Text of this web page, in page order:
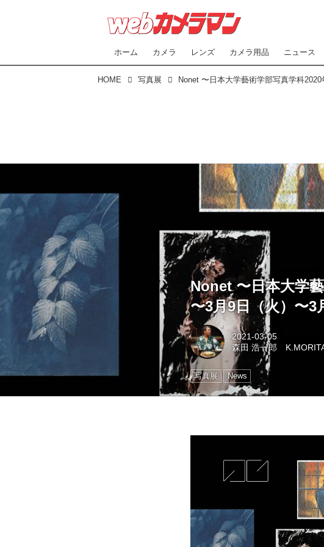
ホーム カメラ レンズ カメラ用品 ニュース
HOME 写真展
Nonet 〜日本大学
〜3月9日（火）〜3
2021-03-05
森田 浩一郎
写真展 News